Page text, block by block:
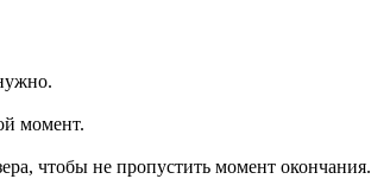
момент.
чтобы не пропустить момент окончания.